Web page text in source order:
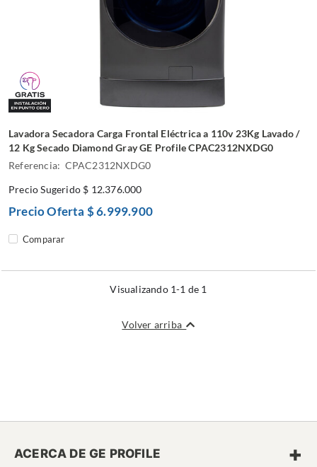
Lavadora Secadora Carga Frontal Eléctrica a 110v 23Kg Lavado /
12 Kg Secado Diamond Gray GE Profile CPAC2312NXDG0
Referencia: CPAC2312NXDG0
Precio Sugerido $ 12.376.000
Precio Oferta $ 6.999.900
Comparar
Visualizando 1-1 de 1
Volver arriba
ACERCA DE GE PROFILE +